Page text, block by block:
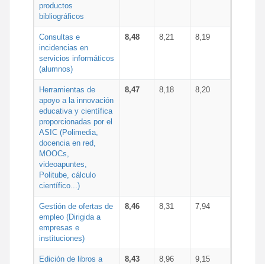
productos
bibliográficos
Consultas e
incidencias en
servicios informáticos
(alumnos)
8,48 8,21 8,19
Herramientas de
apoyo a la innovación
educativa y científica
proporcionadas por el
ASIC (Polimedia,
docencia en red,
MOOCs,
videoapuntes,
Politube, cálculo
científico...)
8,47 8,18 8,20
Gestión de ofertas de
empleo (Dirigida a
empresas e
instituciones)
8,46 8,31 7,94
Edición de libros a
8,43 8,96 9,15